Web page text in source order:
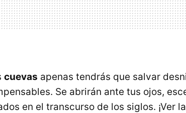
cuevas apenas tendrás que salvar
Se abrirán ante tus ojos,
en el transcurso de los siglos. ¡Ver